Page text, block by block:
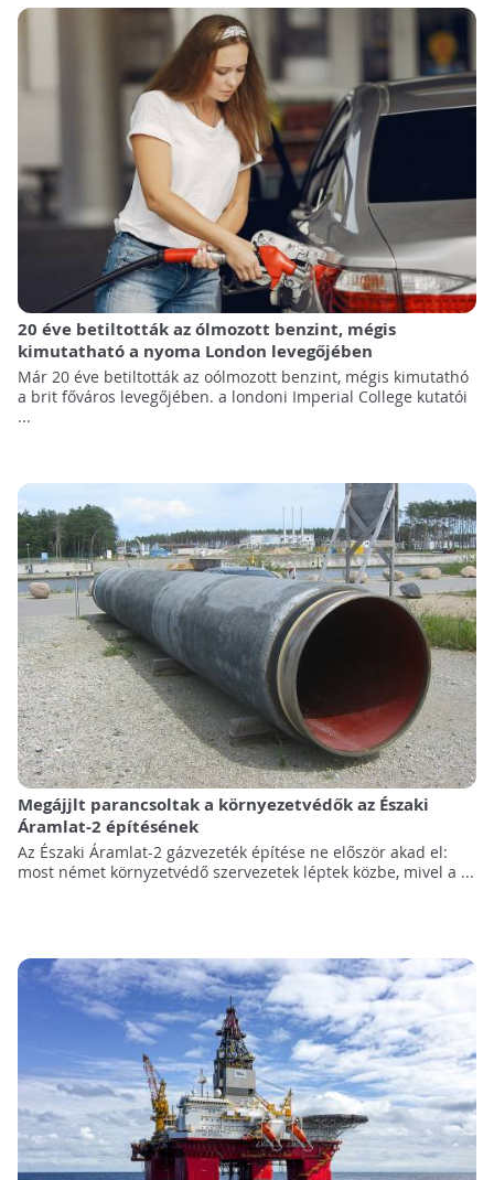
20 éve betiltották az ólmozott benzint, mégis
kimutatható a nyoma London levegőjében
Már 20 éve betiltották az oólmozott benzint, mégis kimutathó
a brit főváros levegőjében. a londoni Imperial College kutatói
...
Megájjlt parancsoltak a környezetvédők az Északi
Áramlat-2 építésének
Az Északi Áramlat-2 gázvezeték építése ne először akad el:
most német környzetvédő szervezetek léptek közbe, mivel a ...